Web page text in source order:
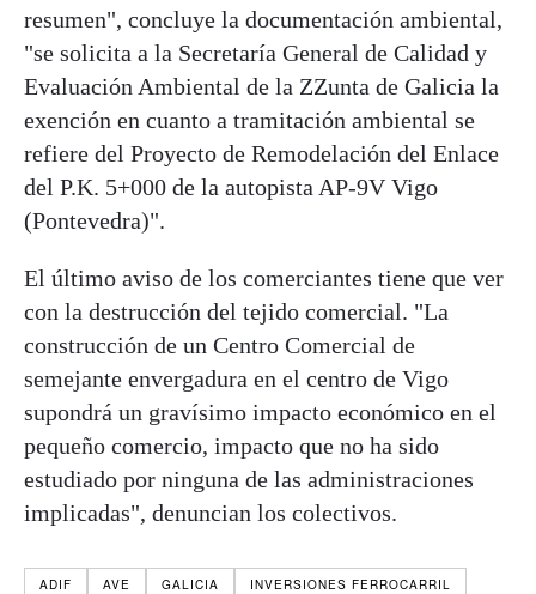
resumen", concluye la documentación ambiental,
"se solicita a la Secretaría General de Calidad y
Evaluación Ambiental de la ZZunta de Galicia la
exención en cuanto a tramitación ambiental se
refiere del Proyecto de Remodelación del Enlace
del P.K. 5+000 de la autopista AP-9V Vigo
(Pontevedra)".
El último aviso de los comerciantes tiene que ver
con la destrucción del tejido comercial. "La
construcción de un Centro Comercial de
semejante envergadura en el centro de Vigo
supondrá un gravísimo impacto económico en el
pequeño comercio, impacto que no ha sido
estudiado por ninguna de las administraciones
implicadas", denuncian los colectivos.
ADIF AVE GALICIA
INVERSIONES FERROCARRIL